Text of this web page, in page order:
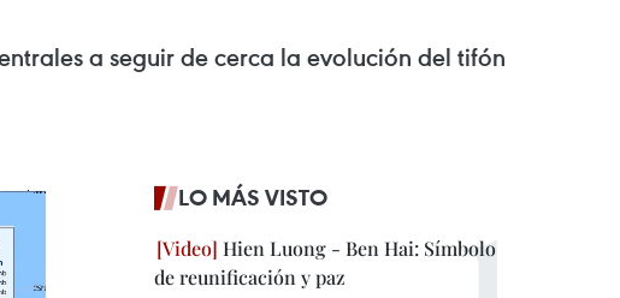
a seguir de cerca la evolución del tifón
LO MÁS VISTO
Hien Luong - Ben Hai: Símbolo
de reunificación y paz